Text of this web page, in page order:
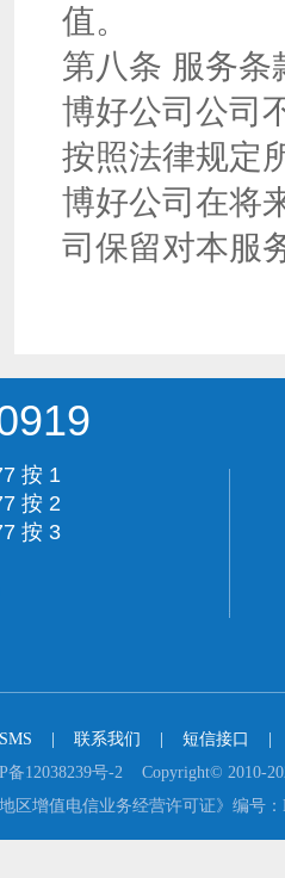
值。
第八条 服务条
博好公司公司
按照法律规定
博好公司在将
司保留对本服
按 1
按 2
按 3
联系我们 短信接口
备12038239号-2    Copyright© 2010-
地区增值电信业务经营许可证》编号：